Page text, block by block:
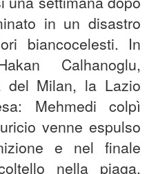
in un disastro
biancocelesti. In
Calhanoglu,
del Milan, la Lazio
Mehmedi colpì
venne espulso
e nel finale
nella piaga,